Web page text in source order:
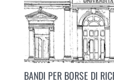
BANDI PER BORSE DI